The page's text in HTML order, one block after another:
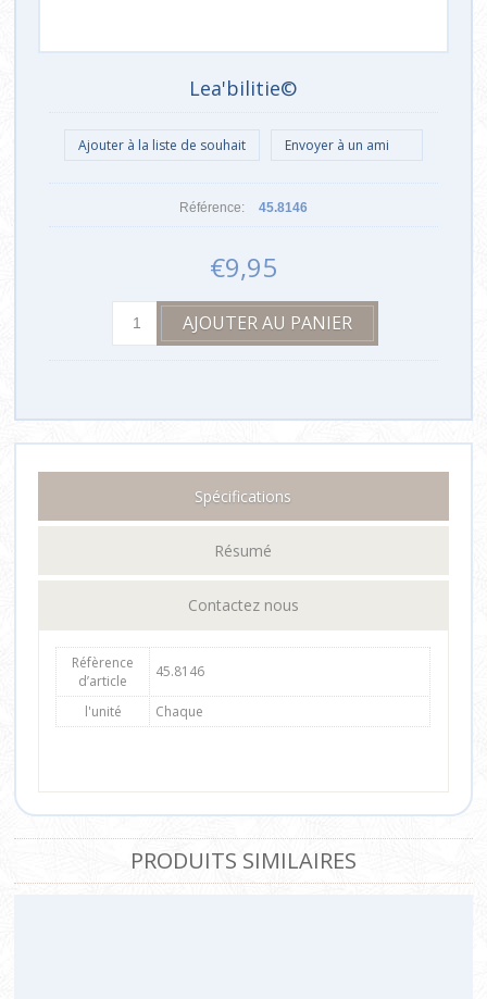
Lea'bilitie©
Référence: 45.8146
€9,95
Spécifications
Résumé
Contactez nous
Réfèrence
d’article
45.8146
l'unité Chaque
PRODUITS SIMILAIRES